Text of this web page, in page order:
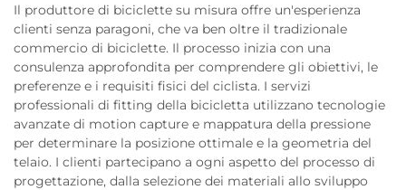
Il produttore di biciclette su misura offre un'esperienza
clienti senza paragoni, che va ben oltre il tradizionale
commercio di biciclette. Il processo inizia con una
consulenza approfondita per comprendere gli obiettivi, le
preferenze e i requisiti fisici del ciclista. I servizi
professionali di fitting della bicicletta utilizzano tecnologie
avanzate di motion capture e mappatura della pressione
per determinare la posizione ottimale e la geometria del
telaio. I clienti partecipano a ogni aspetto del processo di
progettazione, dalla selezione dei materiali allo sviluppo